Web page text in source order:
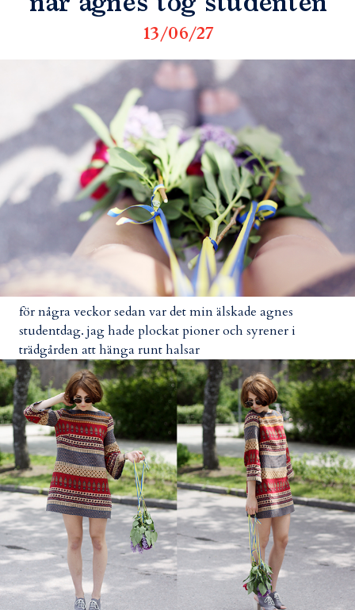
13/06/27
för några veckor sedan var det min älskade agnes
studentdag. jag hade plockat pioner och syrener i
trädgården att hänga runt halsar